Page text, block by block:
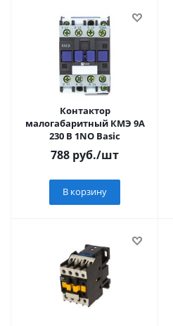
Контактор
малогабаритный КМЭ 9А
230 В 1NO Basic
788 руб./шт
В корзину